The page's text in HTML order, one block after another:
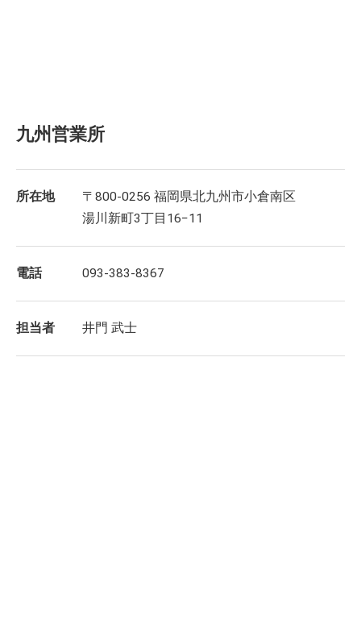
九州営業所
所在地
〒800-0256 福岡県北九州市小倉南区
湯川新町3丁目16−11
電話 093-383-8367
担当者 井門 武士